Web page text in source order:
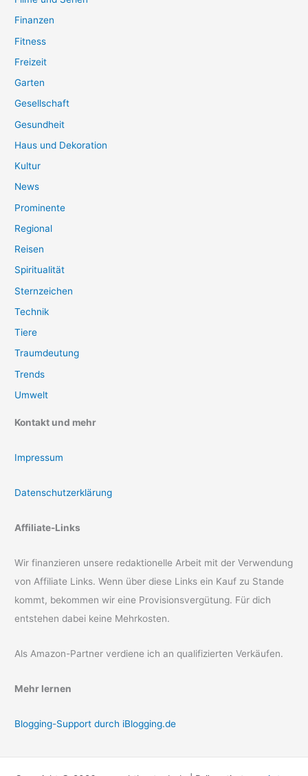
Finanzen
Fitness
Freizeit
Garten
Gesellschaft
Gesundheit
Haus und Dekoration
Kultur
News
Prominente
Regional
Reisen
Spiritualität
Sternzeichen
Technik
Tiere
Traumdeutung
Trends
Umwelt
Kontakt und mehr
Impressum
Datenschutzerklärung
Affiliate-Links
Wir finanzieren unsere redaktionelle Arbeit mit der Verwendung
von Affiliate Links. Wenn über diese Links ein Kauf zu Stande
kommt, bekommen wir eine Provisionsvergütung. Für dich
entstehen dabei keine Mehrkosten.
Als Amazon-Partner verdiene ich an qualifizierten Verkäufen.
Mehr lernen
Blogging-Support durch iBlogging.de